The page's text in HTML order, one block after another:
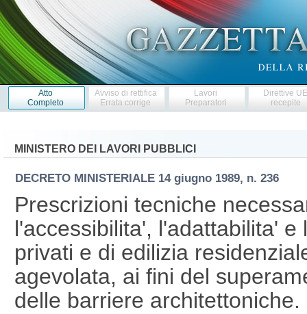
Atto
Completo
Avviso di rettifica
Errata corrige
Lavori
Preparatori
Direttive
recepite
MINISTERO DEI LAVORI PUBBLICI
DECRETO MINISTERIALE 14 giugno 1989, n. 236
Prescrizioni tecniche
l'accessibilita', l'adattabilita'
privati e di edilizia
agevolata, ai fini del
delle barriere architettoniche.